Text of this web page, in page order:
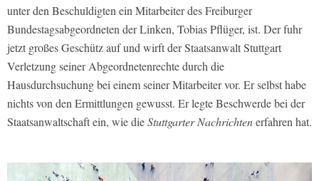
unter den Beschuldigten ein Mitarbeiter des Freiburger
Bundestagsabgeordneten der Linken, Tobias Pflüger, ist. Der fuhr
jetzt großes Geschütz auf und wirft der Staatsanwalt Stuttgart
Verletzung seiner Abgeordnetenrechte durch die
Hausdurchsuchung bei einem seiner Mitarbeiter vor. Er selbst habe
nichts von den Ermittlungen gewusst. Er legte Beschwerde bei der
Staatsanwaltschaft ein, wie dieStuttgarter Nachrichtenerfahren hat.